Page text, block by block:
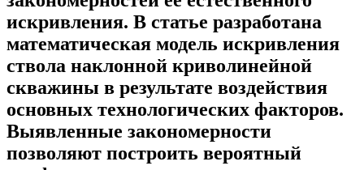
искривления. В статье разработана
математическая модель искривления
ствола наклонной криволинейной
скважины в результате воздействия
основных технологических факторов.
Выявленные закономерности
позволяют построить вероятный